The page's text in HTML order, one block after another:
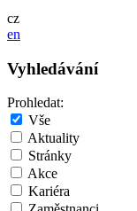
cz
en
Vyhledávání
Prohledat:
Vše
Aktuality
Stránky
Akce
Kariéra